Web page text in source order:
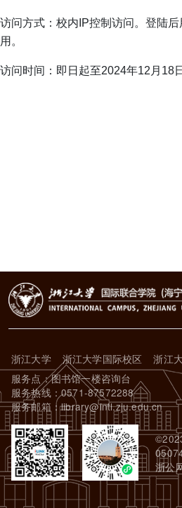
访问方式：校内IP控制访问。登陆
用。
访问时间：即日起至2024年12月18日
浙江大学 浙江大学国际校区 浙江
服务点：图书馆一楼咨询台
服务热线：0571-87572288
服务邮箱：library@intl.zju.edu.cn
浙公